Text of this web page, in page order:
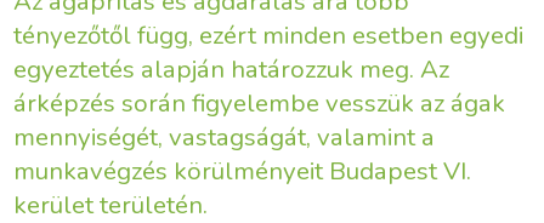
tényezőtől függ, ezért minden esetben egyedi
egyeztetés alapján határozzuk meg. Az
árképzés során figyelembe vesszük az ágak
mennyiségét, vastagságát, valamint a
munkavégzés körülményeit Budapest VI.
kerület területén.